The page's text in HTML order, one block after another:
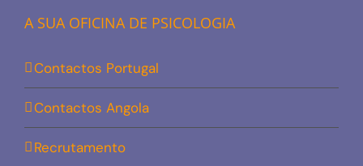
A SUA OFICINA DE PSICOLOGIA
Contactos Portugal
Contactos Angola
Recrutamento